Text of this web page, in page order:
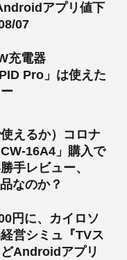
アプリ値下
07
充電器
Pro」は使えた
使えるか）コロナ
16A4」購入で
手レビュー、
なのか？
円に、カイロソ
営シミュ『TVス
Androidアプリ